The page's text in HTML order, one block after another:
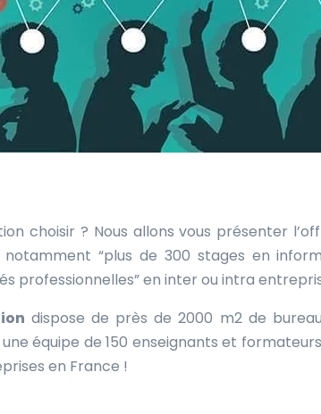
choisir ? Nous allons vous présenter
notamment “plus de 300 stages en
professionnelles” en inter ou intra
dispose de près de 2000 m2 de
équipe de 150 enseignants et
en France !